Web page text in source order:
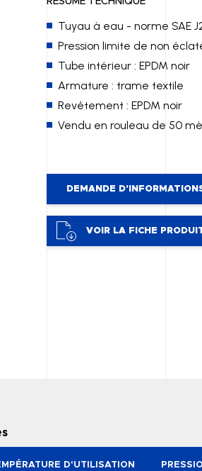
Tuyau à eau - norme SAE
Pression limite de non
Tube intérieur : EPDM noir
Armature : trame textile
Revêtement : EPDM noir
Vendu en rouleau de 50
DEMANDE
VOIR LA FICHE
D'UTILISATION